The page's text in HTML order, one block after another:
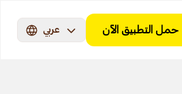
حمل التطبيق الآن عربي